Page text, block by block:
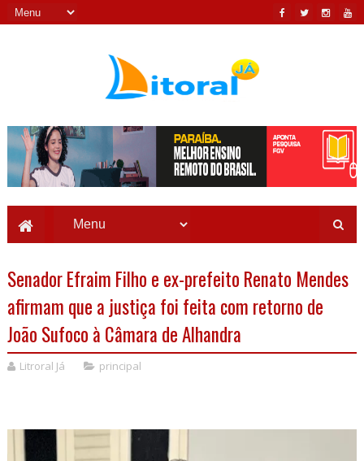
Senador Efraim Filho e ex-prefeito Renato Mendes
afirmam que a justiça foi feita com retorno de
João Sufoco à Câmara de Alhandra
Litroral Já principal